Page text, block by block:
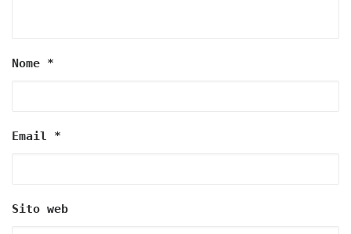
Nome *
Email *
Sito web